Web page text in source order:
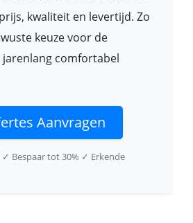
kwaliteit en levertijd. Zo
keuze voor de
comfortabel
Aanvragen
✓ Bespaar tot 30% ✓ Erkende